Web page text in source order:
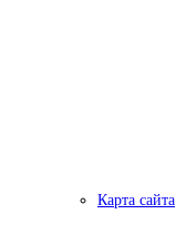
Карта сайта